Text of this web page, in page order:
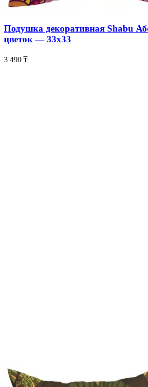
Подушка декоративная Shabu
цветок — 33х33
3 490 ₸